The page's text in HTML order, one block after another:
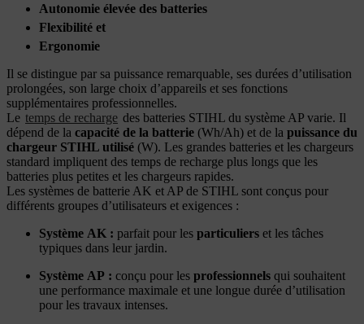
Autonomie élevée des batteries
Flexibilité et
Ergonomie
Il se distingue par sa puissance remarquable, ses durées d’utilisation
prolongées, son large choix d’appareils et ses fonctions
supplémentaires professionnelles.
Le temps de recharge des batteries STIHL du système AP varie. Il
dépend de la capacité de la batterie (Wh/Ah) et de la puissance du
chargeur STIHL utilisé (W). Les grandes batteries et les chargeurs
standard impliquent des temps de recharge plus longs que les
batteries plus petites et les chargeurs rapides.
Les systèmes de batterie AK et AP de STIHL sont conçus pour
différents groupes d’utilisateurs et exigences :
Système AK : parfait pour les particuliers et les tâches
typiques dans leur jardin.
Système AP : conçu pour les professionnels qui souhaitent
une performance maximale et une longue durée d’utilisation
pour les travaux intenses.